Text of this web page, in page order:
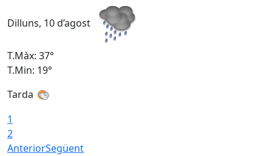
Dilluns, 10 d’agost
T.Màx: 37°
T.Min: 19°
Tarda
1
2
AnteriorSegüent